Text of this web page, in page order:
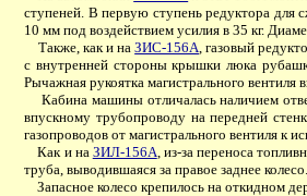
ступеней. В первую ступень редуктора для
10 мм под воздействием усилия в 35 кг.
Также, как и наЗИС-156А, газовый
с внутренней стороны крышки люка
Рычажная рукоятка магистрального вентиля
Кабина машины отличалась наличием
впускному трубопроводу на передней
газопроводов от магистрального вентиля
Как и на ЗИЛ-156А, из-за переноса
труба, выводившаяся за правое заднее колесо.
Запасное колесо крепилось на откидном